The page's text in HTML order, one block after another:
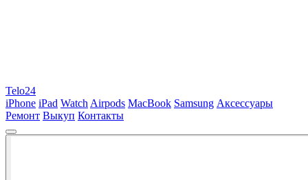
Telo24
iPhone iPad Watch Airpods MacBook Samsung Аксессуары
Ремонт Выкуп Контакты